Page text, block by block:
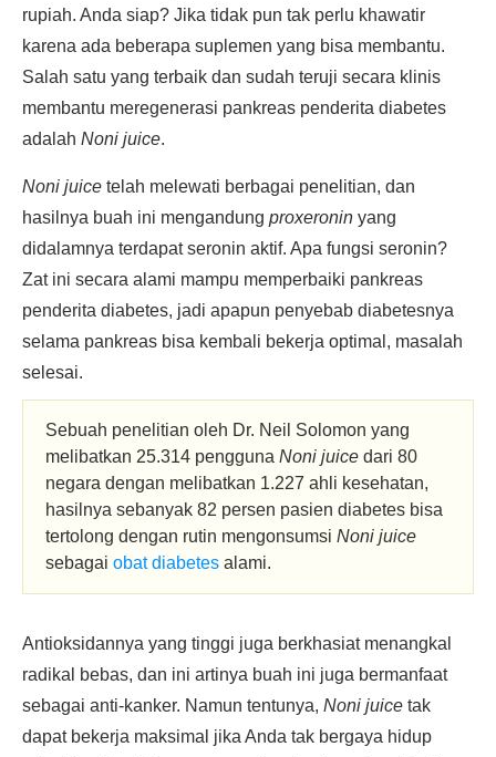
rupiah. Anda siap? Jika tidak pun tak perlu khawatir
karena ada beberapa suplemen yang bisa membantu.
Salah satu yang terbaik dan sudah teruji secara klinis
membantu meregenerasi pankreas penderita diabetes
adalah Noni juice.
Noni juice telah melewati berbagai penelitian, dan
hasilnya buah ini mengandung proxeronin yang
didalamnya terdapat seronin aktif. Apa fungsi seronin?
Zat ini secara alami mampu memperbaiki pankreas
penderita diabetes, jadi apapun penyebab diabetesnya
selama pankreas bisa kembali bekerja optimal, masalah
selesai.
Sebuah penelitian oleh Dr. Neil Solomon yang
melibatkan 25.314 pengguna Noni juice dari 80
negara dengan melibatkan 1.227 ahli kesehatan,
hasilnya sebanyak 82 persen pasien diabetes bisa
tertolong dengan rutin mengonsumsi Noni juice
sebagai obat diabetes alami.
Antioksidannya yang tinggi juga berkhasiat menangkal
radikal bebas, dan ini artinya buah ini juga bermanfaat
sebagai anti-kanker. Namun tentunya, Noni juice tak
dapat bekerja maksimal jika Anda tak bergaya hidup